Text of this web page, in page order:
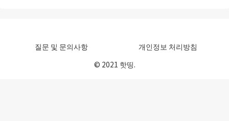
질문 및 문의사항
개인정보 처리방침
© 2021 핫띵.